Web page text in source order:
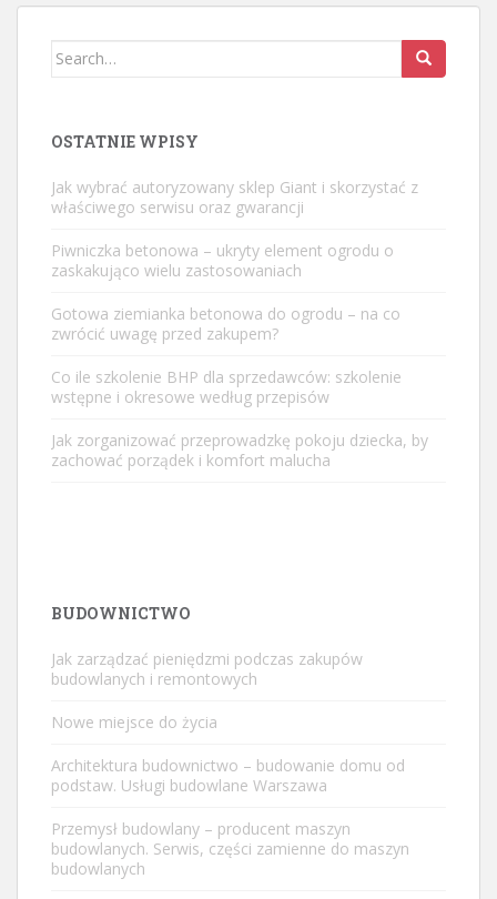
Search
OSTATNIE WPISY
Jak wybrać autoryzowany sklep Giant i skorzystać z
właściwego serwisu oraz gwarancji
Piwniczka betonowa – ukryty element ogrodu o
zaskakująco wielu zastosowaniach
Gotowa ziemianka betonowa do ogrodu – na co
zwrócić uwagę przed zakupem?
Co ile szkolenie BHP dla sprzedawców: szkolenie
wstępne i okresowe według przepisów
Jak zorganizować przeprowadzkę pokoju dziecka, by
zachować porządek i komfort malucha
BUDOWNICTWO
Jak zarządzać pieniędzmi podczas zakupów
budowlanych i remontowych
Nowe miejsce do życia
Architektura budownictwo – budowanie domu od
podstaw. Usługi budowlane Warszawa
Przemysł budowlany – producent maszyn
budowlanych. Serwis, części zamienne do maszyn
budowlanych